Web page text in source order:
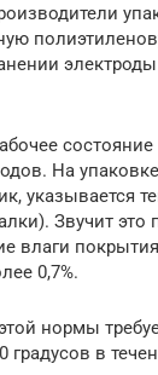
состояние
На
указывается
Звучит это
влаги
0,7%.
нормы
градусов в